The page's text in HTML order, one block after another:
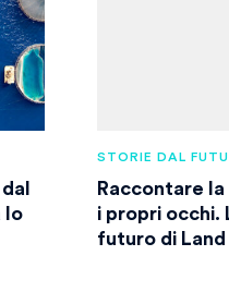
lo
STORIE DAL
Raccontare
i propri occhi.
futuro di Land